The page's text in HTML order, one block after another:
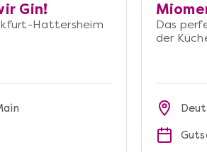
Gin!
Hattersheim
Das
der